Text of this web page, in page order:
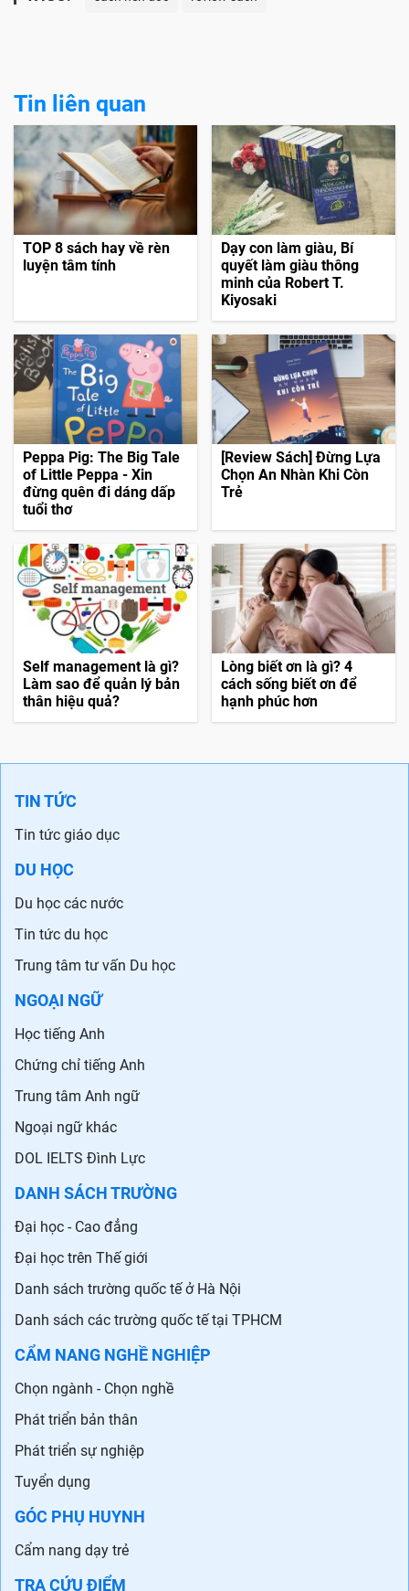
Tin liên quan
TOP 8 sách hay về rèn
luyện tâm tính
Dạy con làm giàu, Bí
quyết làm giàu thông
minh của Robert T.
Kiyosaki
Peppa Pig: The Big Tale
of Little Peppa - Xin
đừng quên đi dáng dấp
tuổi thơ
[Review Sách] Đừng Lựa
Chọn An Nhàn Khi Còn
Trẻ
Self management là gì?
Làm sao để quản lý bản
thân hiệu quả?
Lòng biết ơn là gì? 4
cách sống biết ơn để
hạnh phúc hơn
TIN TỨC
Tin tức giáo dục
DU HỌC
Du học các nước
Tin tức du học
Trung tâm tư vấn Du học
NGOẠI NGỮ
Học tiếng Anh
Chứng chỉ tiếng Anh
Trung tâm Anh ngữ
Ngoại ngữ khác
DOL IELTS Đình Lực
DANH SÁCH TRƯỜNG
Đại học - Cao đẳng
Đại học trên Thế giới
Danh sách trường quốc tế ở Hà Nội
Danh sách các trường quốc tế tại TPHCM
CẨM NANG NGHỀ NGHIỆP
Chọn ngành - Chọn nghề
Phát triển bản thân
Phát triển sự nghiệp
Tuyển dụng
GÓC PHỤ HUYNH
Cẩm nang dạy trẻ
TRA CỨU ĐIỂM